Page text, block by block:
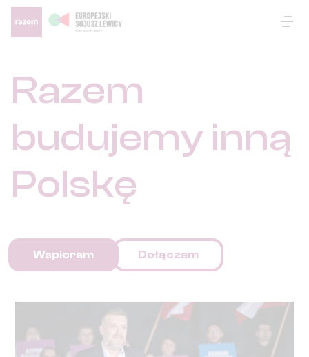
Razem
budujemy inną
Polskę
Wspieram Dołączam